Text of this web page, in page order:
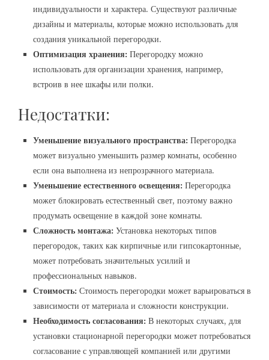
индивидуальности и характера. Существуют различные
дизайны и материалы, которые можно использовать для
создания уникальной перегородки.
Оптимизация хранения: Перегородку можно
использовать для организации хранения, например,
встроив в нее шкафы или полки.
Недостатки:
Уменьшение визуального пространства: Перегородка
может визуально уменьшить размер комнаты, особенно
если она выполнена из непрозрачного материала.
Уменьшение естественного освещения: Перегородка
может блокировать естественный свет, поэтому важно
продумать освещение в каждой зоне комнаты.
Сложность монтажа: Установка некоторых типов
перегородок, таких как кирпичные или гипсокартонные,
может потребовать значительных усилий и
профессиональных навыков.
Стоимость: Стоимость перегородки может варьироваться в
зависимости от материала и сложности конструкции.
Необходимость согласования: В некоторых случаях, для
установки стационарной перегородки может потребоваться
согласование с управляющей компанией или другими